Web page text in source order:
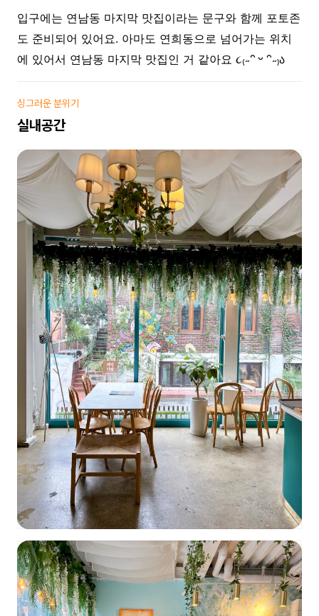
입구에는 연남동 마지막 맛집이라는 문구와 함께 포토존
도 준비되어 있어요. 아마도 연희동으로 넘어가는 위치
에 있어서 연남동 마지막 맛집인 거 같아요 ૮₍˶ᵔ ᵕ ᵔ˶₎ა
싱그러운 분위기
실내공간